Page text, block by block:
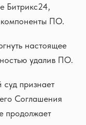
Битрикс24,
компоненты ПО.
настоящее
удалив ПО.
суд признает
Соглашения
продолжает